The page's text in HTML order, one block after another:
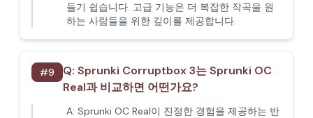
들기 쉽습니다. 고급 기능은 더 복잡한 작곡을 원
하는 사람들을 위한 깊이를 제공합니다.
#9 Q: Sprunki Corruptbox 3는 Sprunki OC
Real과 비교하면 어떤가요?
A: Sprunki OC Real이 진정한 경험을 제공하는 반